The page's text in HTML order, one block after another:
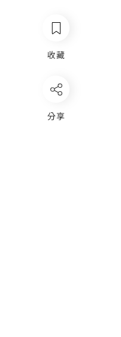
收藏
分享